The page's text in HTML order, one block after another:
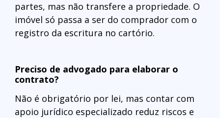
partes, mas não transfere a propriedade. O
imóvel só passa a ser do comprador com o
registro da escritura no cartório.
Preciso de advogado para elaborar o
contrato?
Não é obrigatório por lei, mas contar com
apoio jurídico especializado reduz riscos e